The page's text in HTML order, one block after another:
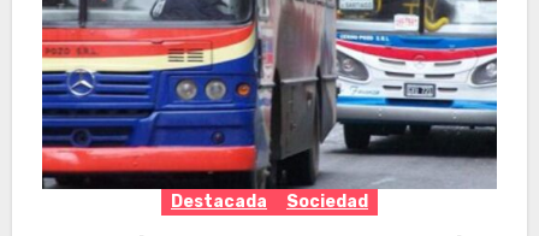
Destacada Sociedad